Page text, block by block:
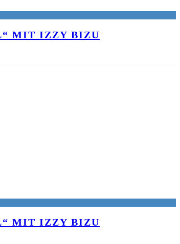
MIT IZZY BIZU
MIT IZZY BIZU